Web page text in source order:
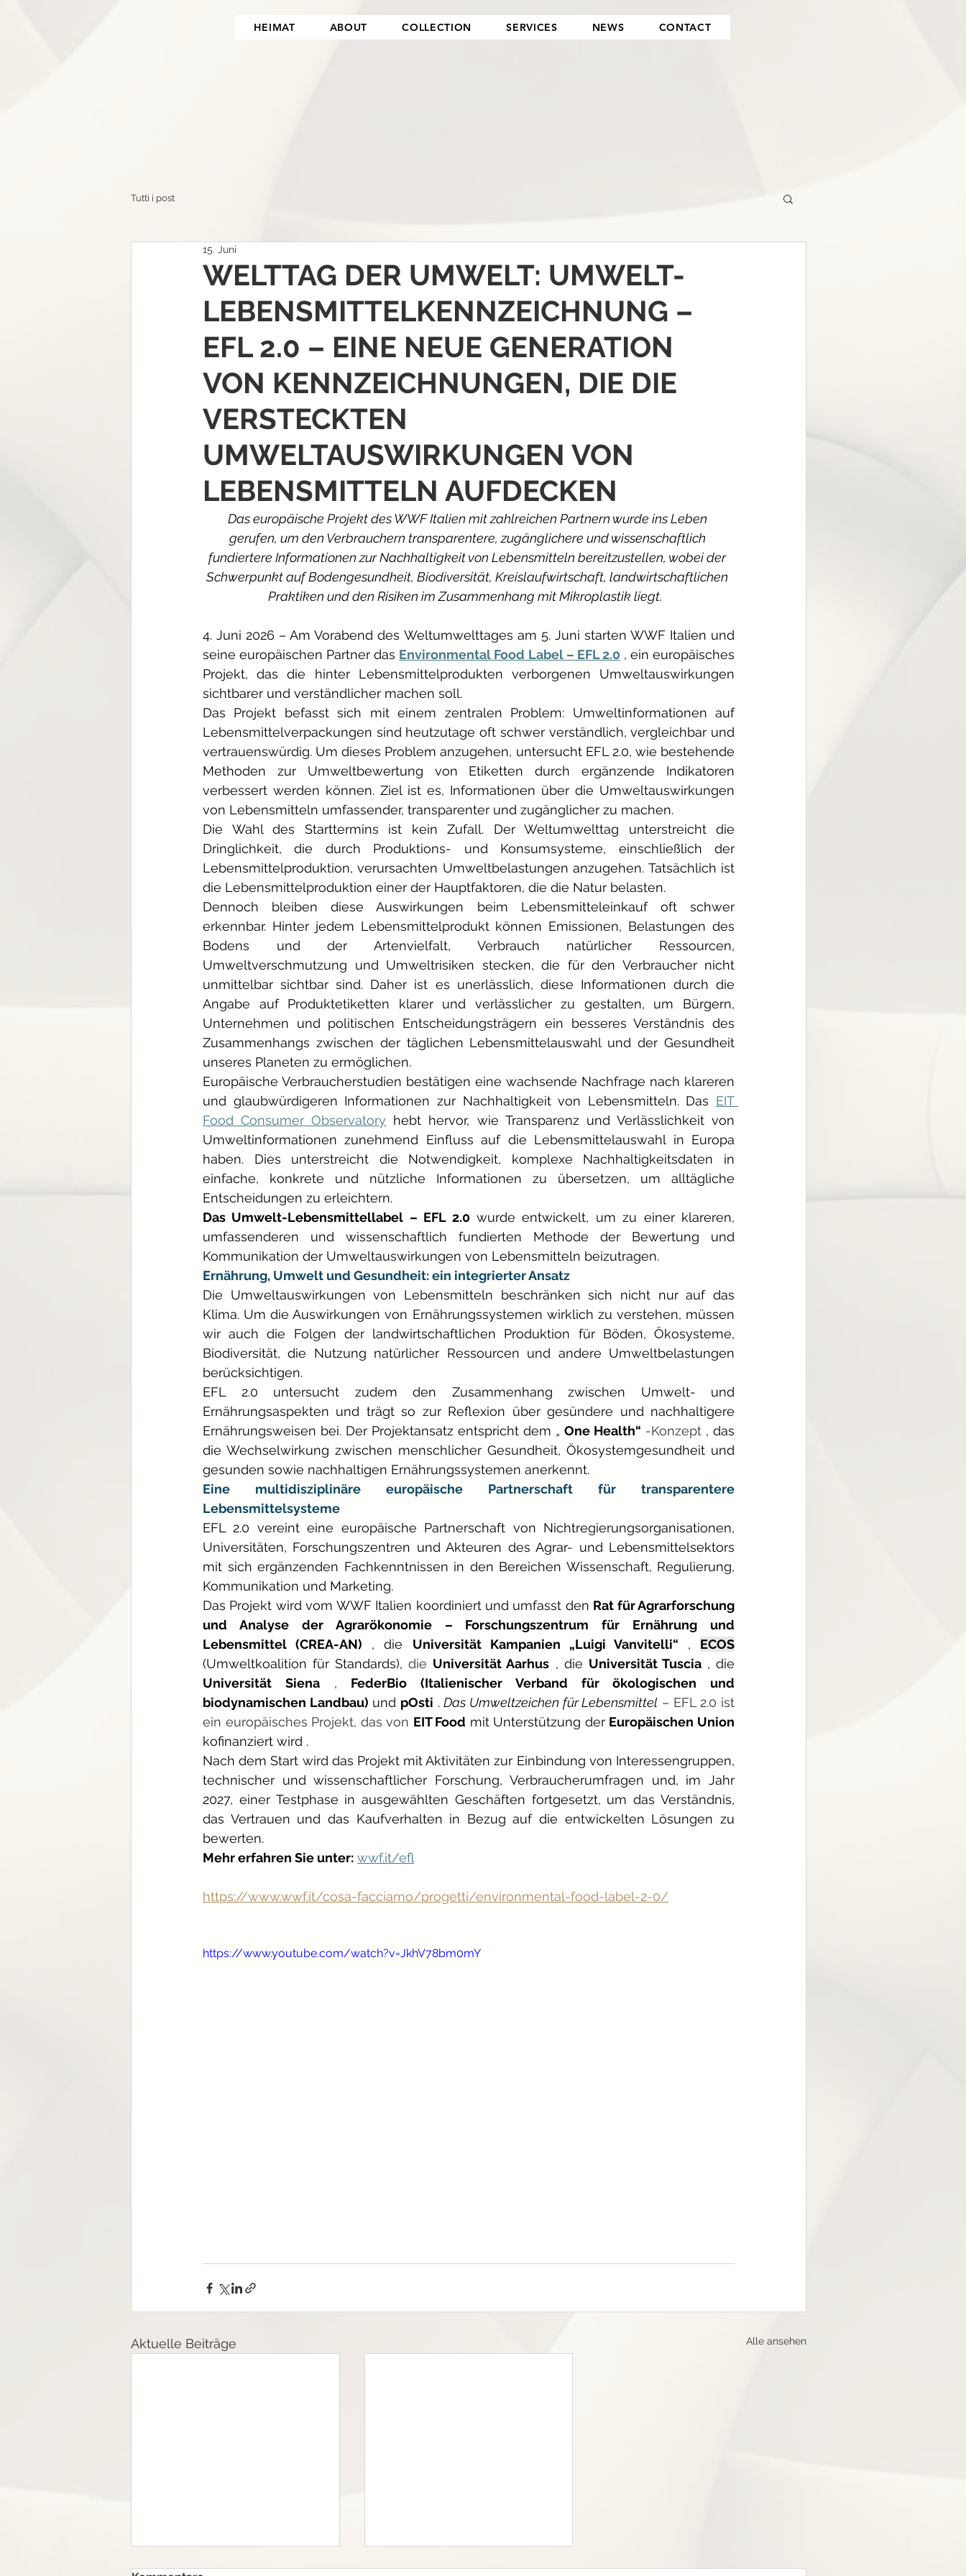
HEIMAT ABOUT COLLECTION SERVICES NEWS CONTACT
Tutti i post
WELTTAG DER UMWELT: UMWELT-
LEBENSMITTELKENNZEICHNUNG –
EFL 2.0 – EINE NEUE GENERATION
VON KENNZEICHNUNGEN, DIE DIE
VERSTECKTEN
UMWELTAUSWIRKUNGEN VON
LEBENSMITTELN AUFDECKEN
15. Juni
Das europäische Projekt des WWF Italien mit zahlreichen Partnern wurde ins Leben
gerufen, um den Verbrauchern transparentere, zugänglichere und wissenschaftlich
fundiertere Informationen zur Nachhaltigkeit von Lebensmitteln bereitzustellen, wobei der
Schwerpunkt auf Bodengesundheit, Biodiversität, Kreislaufwirtschaft, landwirtschaftlichen
Praktiken und den Risiken im Zusammenhang mit Mikroplastik liegt.
4. Juni 2026 – Am Vorabend des Weltumwelttages am 5. Juni starten WWF Italien und
seine europäischen Partner das Environmental Food Label – EFL 2.0 , ein europäisches
Projekt, das die hinter Lebensmittelprodukten verborgenen Umweltauswirkungen
sichtbarer und verständlicher machen soll.
Das Projekt befasst sich mit einem zentralen Problem: Umweltinformationen auf
Lebensmittelverpackungen sind heutzutage oft schwer verständlich, vergleichbar und
vertrauenswürdig. Um dieses Problem anzugehen, untersucht EFL 2.0, wie bestehende
Methoden zur Umweltbewertung von Etiketten durch ergänzende Indikatoren
verbessert werden können. Ziel ist es, Informationen über die Umweltauswirkungen
von Lebensmitteln umfassender, transparenter und zugänglicher zu machen.
Die Wahl des Starttermins ist kein Zufall. Der Weltumwelttag unterstreicht die
Dringlichkeit, die durch Produktions- und Konsumsysteme, einschließlich der
Lebensmittelproduktion, verursachten Umweltbelastungen anzugehen. Tatsächlich ist
die Lebensmittelproduktion einer der Hauptfaktoren, die die Natur belasten.
Dennoch bleiben diese Auswirkungen beim Lebensmitteleinkauf oft schwer
erkennbar. Hinter jedem Lebensmittelprodukt können Emissionen, Belastungen des
Bodens und der Artenvielfalt, Verbrauch natürlicher Ressourcen,
Umweltverschmutzung und Umweltrisiken stecken, die für den Verbraucher nicht
unmittelbar sichtbar sind. Daher ist es unerlässlich, diese Informationen durch die
Angabe auf Produktetiketten klarer und verlässlicher zu gestalten, um Bürgern,
Unternehmen und politischen Entscheidungsträgern ein besseres Verständnis des
Zusammenhangs zwischen der täglichen Lebensmittelauswahl und der Gesundheit
unseres Planeten zu ermöglichen.
Europäische Verbraucherstudien bestätigen eine wachsende Nachfrage nach klareren
und glaubwürdigeren Informationen zur Nachhaltigkeit von Lebensmitteln. Das EIT
Food Consumer Observatory hebt hervor, wie Transparenz und Verlässlichkeit von
Umweltinformationen zunehmend Einfluss auf die Lebensmittelauswahl in Europa
haben. Dies unterstreicht die Notwendigkeit, komplexe Nachhaltigkeitsdaten in
einfache, konkrete und nützliche Informationen zu übersetzen, um alltägliche
Entscheidungen zu erleichtern.
Das Umwelt-Lebensmittellabel – EFL 2.0 wurde entwickelt, um zu einer klareren,
umfassenderen und wissenschaftlich fundierten Methode der Bewertung und
Kommunikation der Umweltauswirkungen von Lebensmitteln beizutragen.
Ernährung, Umwelt und Gesundheit: ein integrierter Ansatz
Die Umweltauswirkungen von Lebensmitteln beschränken sich nicht nur auf das
Klima. Um die Auswirkungen von Ernährungssystemen wirklich zu verstehen, müssen
wir auch die Folgen der landwirtschaftlichen Produktion für Böden, Ökosysteme,
Biodiversität, die Nutzung natürlicher Ressourcen und andere Umweltbelastungen
berücksichtigen.
EFL 2.0 untersucht zudem den Zusammenhang zwischen Umwelt- und
Ernährungsaspekten und trägt so zur Reflexion über gesündere und nachhaltigere
Ernährungsweisen bei. Der Projektansatz entspricht dem „ One Health“ -Konzept , das
die Wechselwirkung zwischen menschlicher Gesundheit, Ökosystemgesundheit und
gesunden sowie nachhaltigen Ernährungssystemen anerkennt.
Eine multidisziplinäre europäische Partnerschaft für transparentere
Lebensmittelsysteme
EFL 2.0 vereint eine europäische Partnerschaft von Nichtregierungsorganisationen,
Universitäten, Forschungszentren und Akteuren des Agrar- und Lebensmittelsektors
mit sich ergänzenden Fachkenntnissen in den Bereichen Wissenschaft, Regulierung,
Kommunikation und Marketing.
Das Projekt wird vom WWF Italien koordiniert und umfasst den Rat für Agrarforschung
und Analyse der Agrarökonomie – Forschungszentrum für Ernährung und
Lebensmittel (CREA-AN)
, die Universität Kampanien „Luigi Vanvitelli“ ,
ECOS
(Umweltkoalition für Standards), die Universität Aarhus , die Universität Tuscia , die
Universität Siena
,
FederBio (Italienischer Verband für ökologischen und
biodynamischen Landbau) und pOsti . Das Umweltzeichen für Lebensmittel – EFL 2.0 ist
ein europäisches Projekt, das von EIT Food mit Unterstützung der Europäischen Union
kofinanziert wird .
Nach dem Start wird das Projekt mit Aktivitäten zur Einbindung von Interessengruppen,
technischer und wissenschaftlicher Forschung, Verbraucherumfragen und, im Jahr
2027, einer Testphase in ausgewählten Geschäften fortgesetzt, um das Verständnis,
das Vertrauen und das Kaufverhalten in Bezug auf die entwickelten Lösungen zu
bewerten.
Mehr erfahren Sie unter: wwf.it/efl
https://www.wwf.it/cosa-facciamo/progetti/environmental-food-label-2-0/
https://www.youtube.com/watch?v=JkhV78bm0mY
Aktuelle Beiträge Alle ansehen